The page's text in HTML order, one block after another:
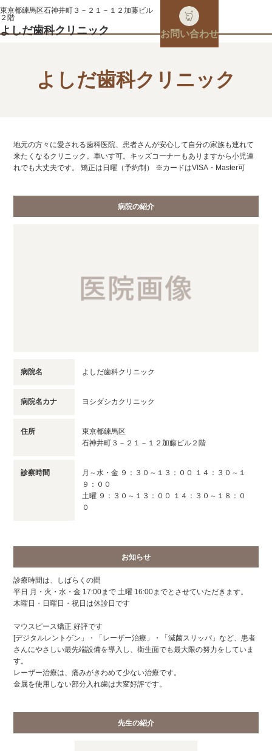
東京都練馬区石神井町３－２１－１２加藤ビル
２階
よしだ歯科クリニック お問い合わせ
よしだ歯科クリニック
地元の方々に愛される歯科医院、患者さんが安心して自分の家族も連れて
来たくなるクリニック。車いす可。キッズコーナーもありますから小児連
れでも大丈夫です。 矯正は日曜（予約制） ※カードはVISA・Master可
病院の紹介
病院名 よしだ歯科クリニック
病院名カナ ヨシダシカクリニック
住所
東京都練馬区
石神井町３－２１－１２加藤ビル２階
診察時間
月～水・金 ９：３０～１３：００ １４：３０～１
９：００
土曜 ９：３０～１３：００ １４：３０～１８：０
０
お知らせ
診療時間は、しばらくの間
平日 月・火・水・金 17:00まで 土曜 16:00までとさせていただきます。
木曜日・日曜日・祝日は休診日です
マウスピース矯正 好評です
[デジタルレントゲン」・「レーザー治療」・「減菌スリッパ」など、患者
さんにやさしい最先端設備を導入し、衛生面でも最大限の努力をしていま
す。
レーザー治療は、痛みがきわめて少ない治療です。
金属を使用しない部分入れ歯は大変好評です。
先生の紹介